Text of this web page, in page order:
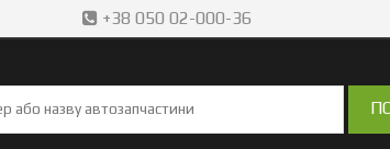
+38 050 02-000-36